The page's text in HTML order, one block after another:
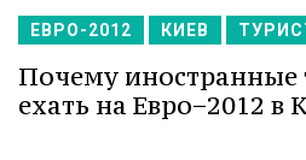
ЕВРО-2012 КИЕВ
Почему иностранные
ехать на Евро−2012 в